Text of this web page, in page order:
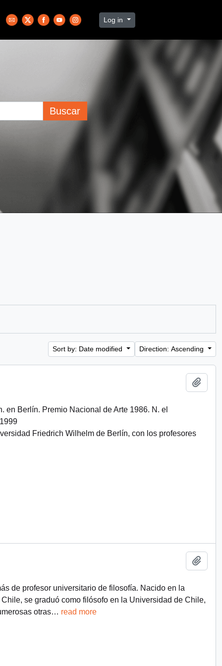
Log in
Buscar
Sort by: Date modified Direction: Ascending
en Berlín. Premio Nacional de Arte 1986. N. el
Friedrich Wilhelm de Berlín, con los profesores
de profesor universitario de filosofía. Nacido en la
se graduó como filósofo en la Universidad de Chile,
otras… read more